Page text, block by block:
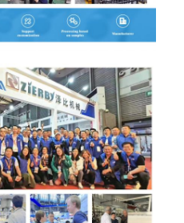
العجين المغطي بملاءة
مصحح المخبوزات
مُبرّد مُخمّر
فرن الرف
فرن الخبز التجاري